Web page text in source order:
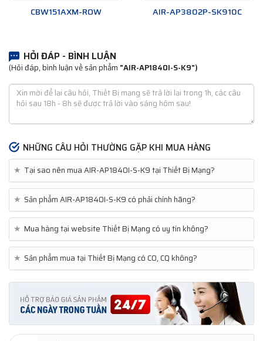
CBW151AXM-ROW AIR-AP3802P-SK910C
HỎI ĐÁP - BÌNH LUẬN
(Hỏi đáp, bình luận về sản phẩm "AIR-AP1840I-S-K9")
NHỮNG CÂU HỎI THƯỜNG GẶP KHI MUA HÀNG
★ Tại sao nên mua AIR-AP1840I-S-K9 tại Thiết Bị Mạng?
★ Sản phẩm AIR-AP1840I-S-K9 có phải chính hãng?
★ Mua hàng tại website Thiết Bị Mạng có uy tín không?
★ Sản phẩm mua tại Thiết Bị Mạng có CO, CQ không?